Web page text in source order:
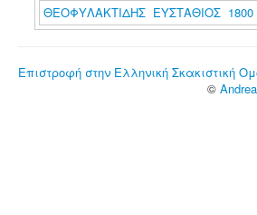
ΘΕΟΦΥΛΑΚΤΙΔΗΣ ΕΥΣΤΑΘΙΟΣ 1800
Επιστροφή στην Ελληνική Σκακιστική
©